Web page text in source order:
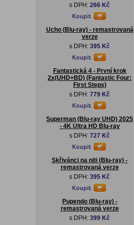
s DPH: 266 Kč
Ucho (Blu-ray) - remastrovaná
verze
s DPH: 395 Kč
Fantastická 4 - První krok
2x(UHD+BD) (Fantastic Four:
First Steps)
s DPH: 779 Kč
Superman (Blu-ray UHD) 2025
- 4K Ultra HD Blu-ray
s DPH: 727 Kč
Skřivánci na niti (Blu-ray) -
remastrovaná verze
s DPH: 395 Kč
Pupendo (Blu-ray) -
remastrovaná verze
s DPH: 399 Kč